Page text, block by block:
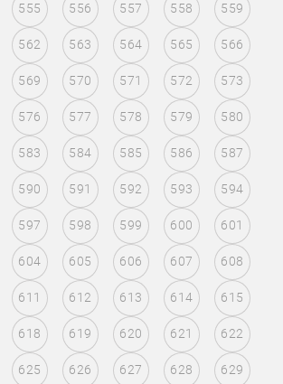
555 556 557 558 559
562 563 564 565 566
569 570 571 572 573
576 577 578 579 580
583 584 585 586 587
590 591 592 593 594
597 598 599 600 601
604 605 606 607 608
611 612 613 614 615
618 619 620 621 622
625 626 627 628 629